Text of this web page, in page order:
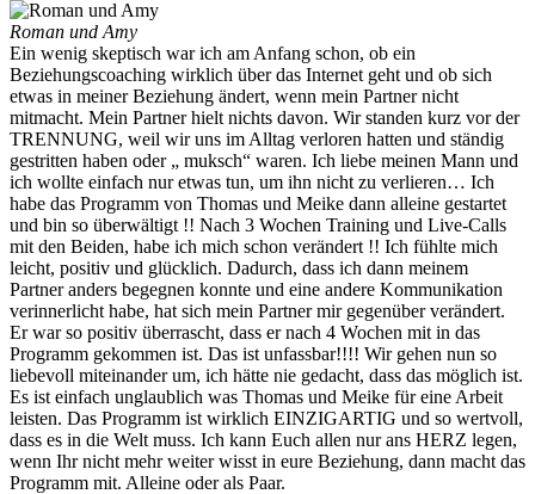
Roman und Amy
Ein wenig skeptisch war ich am Anfang schon, ob ein
Beziehungscoaching wirklich über das Internet geht und ob sich
etwas in meiner Beziehung ändert, wenn mein Partner nicht
mitmacht. Mein Partner hielt nichts davon. Wir standen kurz vor der
TRENNUNG, weil wir uns im Alltag verloren hatten und ständig
gestritten haben oder „ muksch“ waren. Ich liebe meinen Mann und
ich wollte einfach nur etwas tun, um ihn nicht zu verlieren… Ich
habe das Programm von Thomas und Meike dann alleine gestartet
und bin so überwältigt !! Nach 3 Wochen Training und Live-Calls
mit den Beiden, habe ich mich schon verändert !! Ich fühlte mich
leicht, positiv und glücklich. Dadurch, dass ich dann meinem
Partner anders begegnen konnte und eine andere Kommunikation
verinnerlicht habe, hat sich mein Partner mir gegenüber verändert.
Er war so positiv überrascht, dass er nach 4 Wochen mit in das
Programm gekommen ist. Das ist unfassbar!!!! Wir gehen nun so
liebevoll miteinander um, ich hätte nie gedacht, dass das möglich ist.
Es ist einfach unglaublich was Thomas und Meike für eine Arbeit
leisten. Das Programm ist wirklich EINZIGARTIG und so wertvoll,
dass es in die Welt muss. Ich kann Euch allen nur ans HERZ legen,
wenn Ihr nicht mehr weiter wisst in eure Beziehung, dann macht das
Programm mit. Alleine oder als Paar.